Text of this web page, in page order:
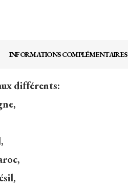
INFORMATIONS COMPLÉMENTAIRES
différents: